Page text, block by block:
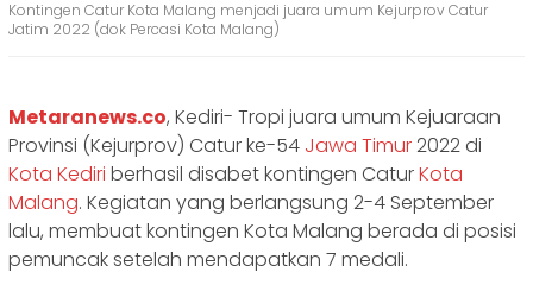
Kontingen Catur Kota Malang menjadi juara umum Kejurprov Catur
Jatim 2022 (dok Percasi Kota Malang)
Metaranews.co, Kediri- Tropi juara umum Kejuaraan
Provinsi (Kejurprov) Catur ke-54 Jawa Timur2022 di
Kota Kediri berhasil disabet kontingen CaturKota
Malang. Kegiatan yang berlangsung 2-4 September
lalu, membuat kontingen Kota Malang berada di posisi
pemuncak setelah mendapatkan 7 medali.